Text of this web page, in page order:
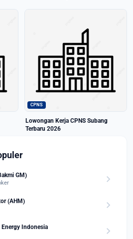
CPNS
Lowongan Kerja CPNS Subang
Terbaru 2026
GM) chevron_right
(AHM) chevron_right
Energy Indonesia chevron_right